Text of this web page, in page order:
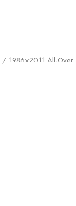
/ 1986×2011 All-Over